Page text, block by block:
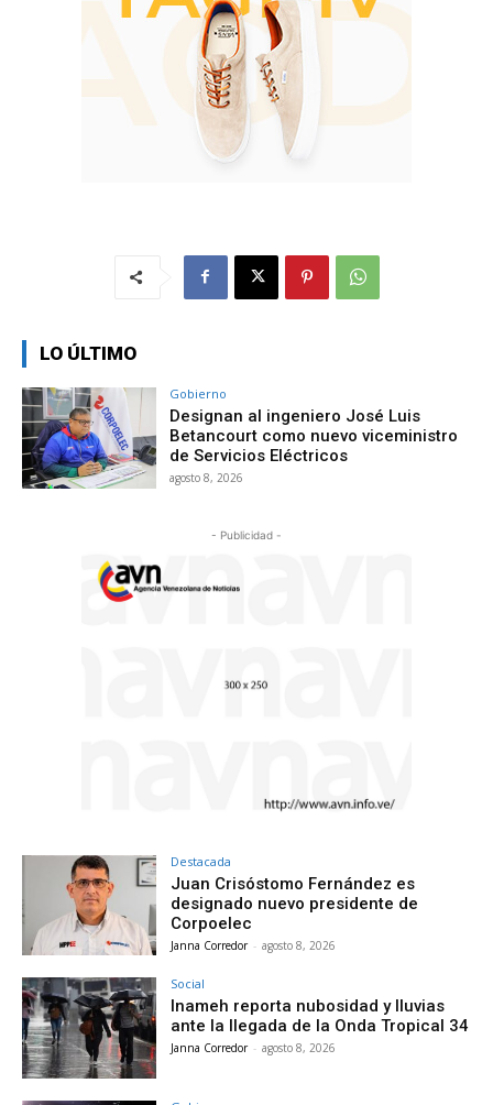
LO ÚLTIMO
Gobierno
Designan al ingeniero José Luis
Betancourt como nuevo viceministro
de Servicios Eléctricos
agosto 8, 2026
- Publicidad -
Destacada
Juan Crisóstomo Fernández es
designado nuevo presidente de
Corpoelec
Janna Corredor - agosto 8, 2026
Social
Inameh reporta nubosidad y lluvias
ante la llegada de la Onda Tropical 34
Janna Corredor - agosto 8, 2026